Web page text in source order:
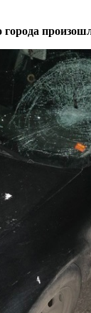
города